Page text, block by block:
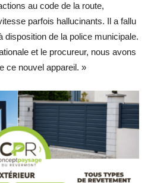
au code de la route,
parfois hallucinants. Il a fallu
de la police municipale.
et le procureur, nous avons
ce nouvel appareil. »